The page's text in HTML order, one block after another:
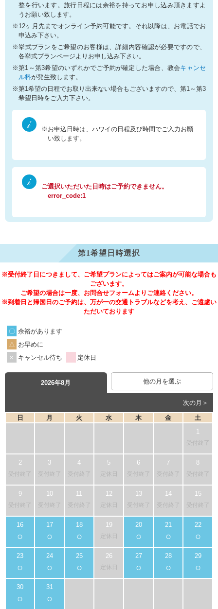
整を行います。旅行日程には余裕を持ってお申し込み頂きますよ
うお願い致します。
※12ヶ月先までオンライン予約可能です。それ以降は、お電話でお
申込み下さい。
※挙式プランをご希望のお客様は、詳細内容確認が必要ですので、
各挙式プランページよりお申し込み下さい。
※第1～第3希望のいずれかでご予約が確定した場合、教会キャンセ
ル料が発生致します。
※第1希望の日程でお取り出来ない場合もございますので、第1～第3
希望日時をご入力下さい。
※お申込日時は、ハワイの日程及び時間でご入力お願
い致します。
ご選択いただいた日時はご予約できません。
error_code:1
第1希望日時選択
※受付終了日につきまして、ご希望プランによってはご案内が可能な場合も
ございます。
ご希望の場合は一度、お問合せフォームよりご連絡ください。
※到着日と帰国日のご予約は、万が一の交通トラブルなどを考え、ご遠慮い
ただいております
余裕があります
お早めに
キャンセル待ち
定休日
2026年8月 他の月を選ぶ
次の月＞
日 月 火 水 木 金 土
受付終了
受付終了 受付終了 受付終了 定休日 受付終了 受付終了 受付終了
受付終了 受付終了 受付終了 定休日 受付終了 受付終了 受付終了
○ ○ ○ 定休日 ○ ○ ○
○ ○ ○ 定休日 ○ ○ ○
○ ○